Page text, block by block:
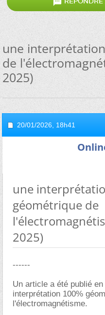
une
de
2025)
20/01/2026, 18h41
une
géométrique de
2025)
------
Un article a été publié
interprétation 100%
l'électromagnétisme.